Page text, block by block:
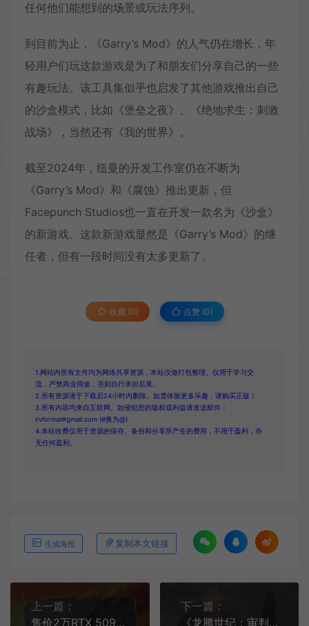
任何他们能想到的场景或玩法序列。
到目前为止，《Garry’s Mod》的人气仍在增长，年
轻用户们玩这款游戏是为了和朋友们分享自己的一些
有趣玩法。该工具集似乎也启发了其他游戏推出自己
的沙盒模式，比如《堡垒之夜》、《绝地求生：刺激
战场》，当然还有《我的世界》。
截至2024年，纽曼的开发工作室仍在不断为
《Garry’s Mod》和《腐蚀》推出更新，但
Facepunch Studios也一直在开发一款名为《沙盒》
的新游戏。这款新游戏显然是《Garry’s Mod》的继
任者，但有一段时间没有太多更新了。
收藏 (0) 点赞 (0)
1.网站内所有文件均为网络共享资源，本站仅做打包整理。仅用于学习交
流，严禁商业用途，否则自行承担后果。
2.所有资源请于下载后24小时内删除。如需体验更多乐趣，请购买正版！
3.所有内容均来自互联网。如侵犯您的版权或利益请发送邮件：
cvformat#gmail.com (#换为@)
4.本站收费仅用于资源的保存、备份和分享所产生的费用，不用于盈利，亦
无任何盈利。
生成海报 复制本文链接
上一篇：
售价2万RTX 5090或即将于1月发布
下一篇：
《龙腾世纪：审判》曾打算在资料片中炸毁天擎堡